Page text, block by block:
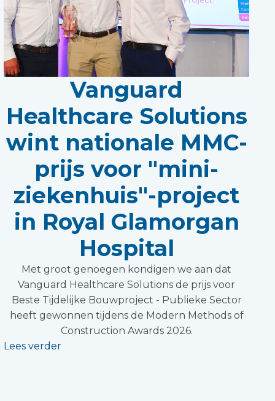
Vanguard
Healthcare Solutions
wint nationale MMC-
prijs voor "mini-
ziekenhuis"-project
in Royal Glamorgan
Hospital
Met groot genoegen kondigen we aan dat
Vanguard Healthcare Solutions de prijs voor
Beste Tijdelijke Bouwproject - Publieke Sector
heeft gewonnen tijdens de Modern Methods of
Construction Awards 2026.
Lees verder